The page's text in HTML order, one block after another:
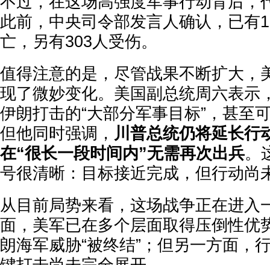
此前，中央司令部发言人确认，已有
亡，另有303人受伤。
值得注意的是，尽管战果不断扩大，
现了微妙变化。美国副总统周六表示
伊朗打击的“大部分军事目标”，甚至
但他同时强调， 川普总统仍将延长行
在“很长一段时间内”无需再次出兵。
号很清晰：目标接近完成，但行动尚
从目前局势来看，这场战争正在进入
面，美军已在多个层面取得压倒性优
朗海军威胁“被终结”；但另一方面，